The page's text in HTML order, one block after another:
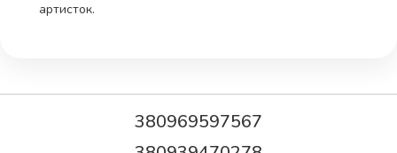
артисток.
380969597567